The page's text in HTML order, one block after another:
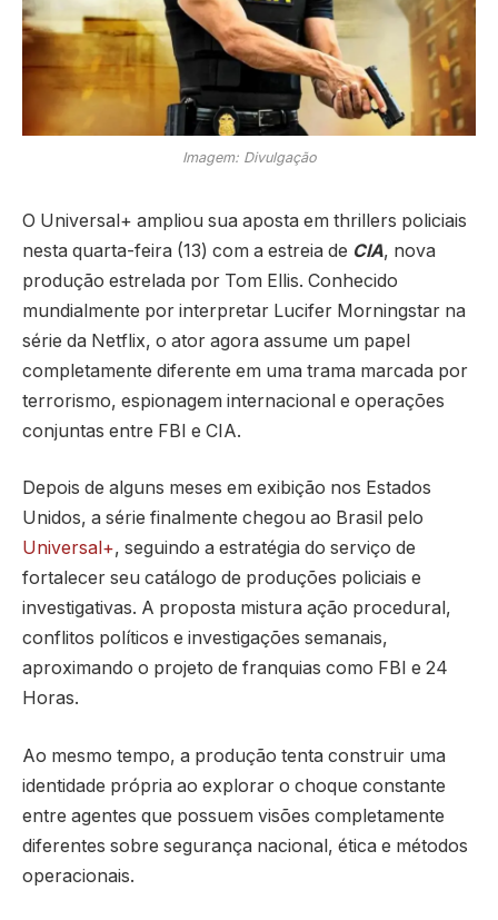
Imagem: Divulgação
O Universal+ ampliou sua aposta em thrillers policiais
nesta quarta-feira (13) com a estreia de CIA, nova
produção estrelada por Tom Ellis. Conhecido
mundialmente por interpretar Lucifer Morningstar na
série da Netflix, o ator agora assume um papel
completamente diferente em uma trama marcada por
terrorismo, espionagem internacional e operações
conjuntas entre FBI e CIA.
Depois de alguns meses em exibição nos Estados
Unidos, a série finalmente chegou ao Brasil pelo
Universal+, seguindo a estratégia do serviço de
fortalecer seu catálogo de produções policiais e
investigativas. A proposta mistura ação procedural,
conflitos políticos e investigações semanais,
aproximando o projeto de franquias como FBI e 24
Horas.
Ao mesmo tempo, a produção tenta construir uma
identidade própria ao explorar o choque constante
entre agentes que possuem visões completamente
diferentes sobre segurança nacional, ética e métodos
operacionais.